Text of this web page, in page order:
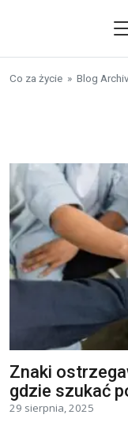
Co za życie » Blog
Znaki
gdzie szukać
29 sierpnia, 2025